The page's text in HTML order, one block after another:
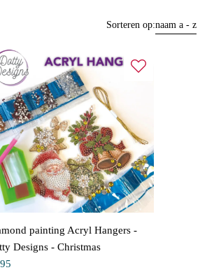
Sorteren op:naam a - z
painting Acryl Hangers -
Designs - Christmas